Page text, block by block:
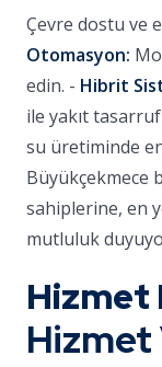
Çevre dostu ve
Otomasyon:
edin. - Hibrit
ile yakıt
su üretiminde
Büyükçekmece
sahiplerine, en
mutluluk
Hizmet